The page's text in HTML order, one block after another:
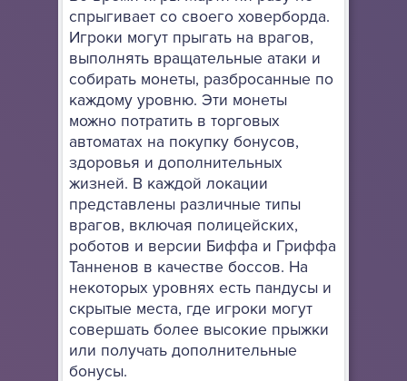
спрыгивает со своего ховерборда.
Игроки могут прыгать на врагов,
выполнять вращательные атаки и
собирать монеты, разбросанные по
каждому уровню. Эти монеты
можно потратить в торговых
автоматах на покупку бонусов,
здоровья и дополнительных
жизней. В каждой локации
представлены различные типы
врагов, включая полицейских,
роботов и версии Биффа и Гриффа
Танненов в качестве боссов. На
некоторых уровнях есть пандусы и
скрытые места, где игроки могут
совершать более высокие прыжки
или получать дополнительные
бонусы.